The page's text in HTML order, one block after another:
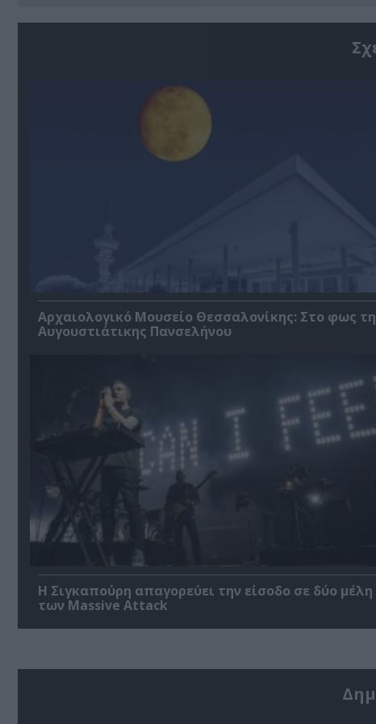
Αρχαιολογικό Μουσείο Θεσσαλονίκης: Στο φως
Αυγουστιάτικης Πανσελήνου
Η Σιγκαπούρη απαγορεύει την είσοδο σε δύο μέλη
των Massive Attack